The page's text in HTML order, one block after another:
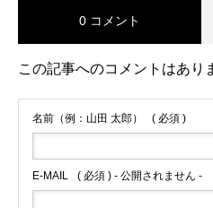
0 コメント
この記事へのコメントはあり
名前（例：山田 太郎） ( 必須 )
E-MAIL ( 必須 ) - 公開されません -